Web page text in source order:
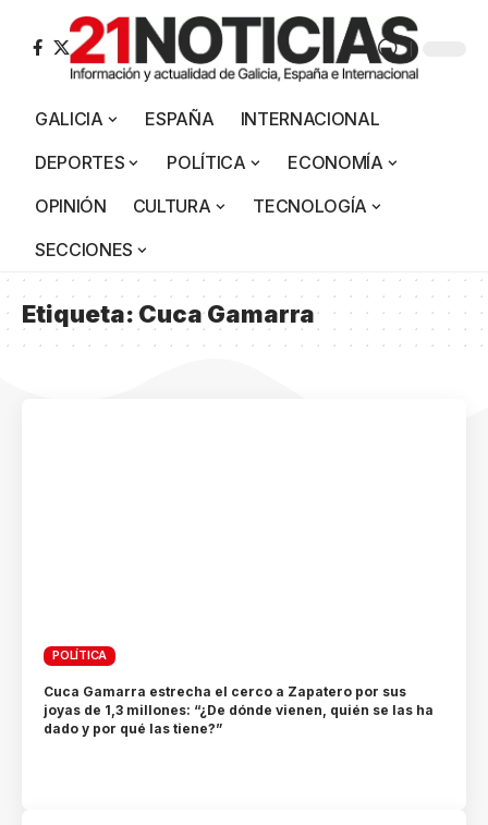
GALICIA ESPAÑA
INTERNACIONAL
DEPORTES
POLÍTICA
ECONOMÍA
OPINIÓN
CULTURA
TECNOLOGÍA
SECCIONES
Etiqueta:Cuca Gamarra
POLÍTICA
Cuca Gamarra estrecha el cerco a Zapatero por sus
joyas de 1,3 millones: “¿De dónde vienen, quién se las ha
dado y por qué las tiene?”